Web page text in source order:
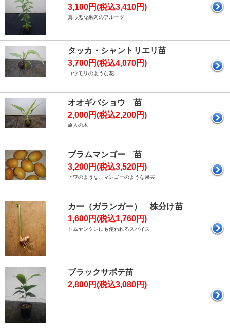
3,100円(税込3,410円)
真っ黒な果肉のフルーツ
タッカ・シャントリエリ苗
3,700円(税込4,070円)
コウモリのような花
オオギバショウ 苗
2,000円(税込2,200円)
旅人の木
プラムマンゴー 苗
3,200円(税込3,520円)
ビワのような、マンゴーのような果実
カー（ガランガー） 株分け苗
1,600円(税込1,760円)
トムヤンクンにも使われるスパイス
ブラックサポテ苗
2,800円(税込3,080円)